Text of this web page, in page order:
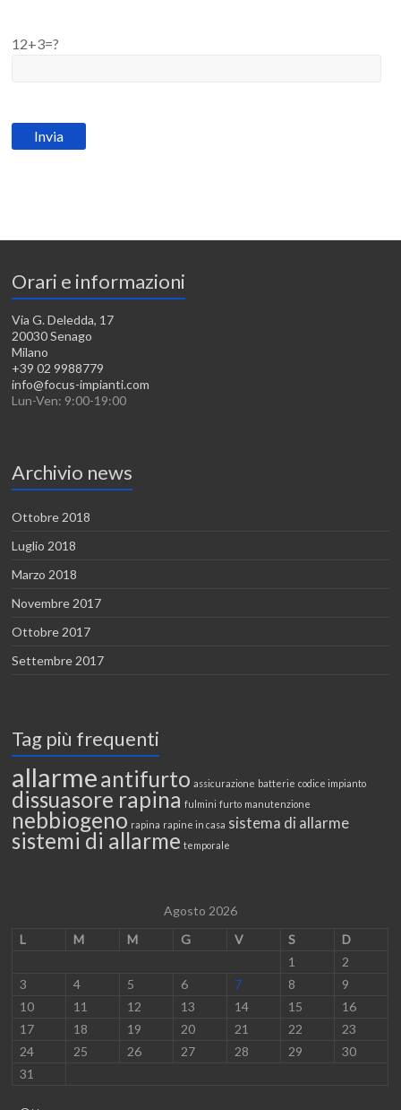
12+3=?
Orari e informazioni
Via G. Deledda, 17
20030 Senago
Milano
+39 02 9988779
info@focus-impianti.com
Lun-Ven: 9:00-19:00
Archivio news
Ottobre 2018
Luglio 2018
Marzo 2018
Novembre 2017
Ottobre 2017
Settembre 2017
Tag più frequenti
allarmeantifurto assicurazione batterie codice impianto
dissuasore rapina fulmini furto manutenzione
nebbiogeno rapina rapine in casa sistema di allarme
sistemi di allarme temporale
Agosto 2026
L
M M G V S
D
1
2
3
4 5 6 7 8
9
10
11 12 13 14 15
16
17
18 19 20 21 22
23
24
25 26 27 28 29
30
31